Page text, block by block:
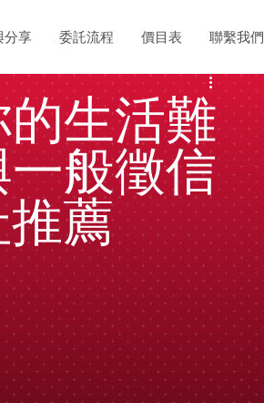
分享 委託流程 價目表 聯繫我們
生活難
般徵信
薦